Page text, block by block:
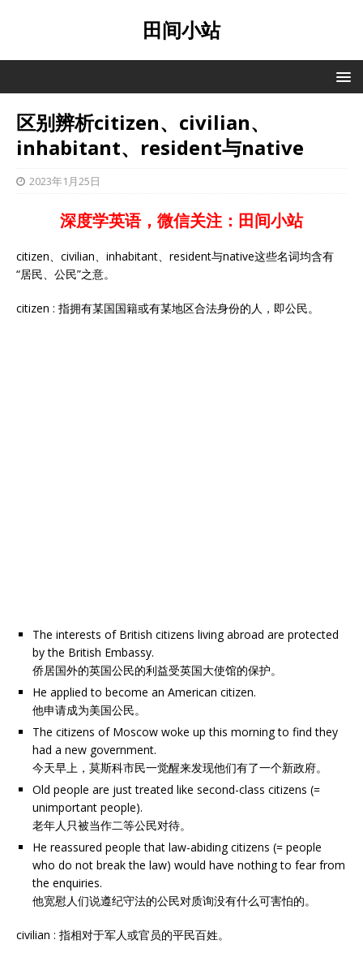
田间小站
区别辨析citizen、civilian、
inhabitant、resident与native
2023年1月25日
深度学英语，微信关注：田间小站
citizen、civilian、inhabitant、resident与native这些名词均含有
“居民、公民”之意。
citizen : 指拥有某国国籍或有某地区合法身份的人，即公民。
The interests of British citizens living abroad are protected
by the British Embassy.
侨居国外的英国公民的利益受英国大使馆的保护。
He applied to become an American citizen.
他申请成为美国公民。
The citizens of Moscow woke up this morning to find they
had a new government.
今天早上，莫斯科市民一觉醒来发现他们有了一个新政府。
Old people are just treated like second-class citizens (=
unimportant people).
老年人只被当作二等公民对待。
He reassured people that law-abiding citizens (= people
who do not break the law) would have nothing to fear from
the enquiries.
他宽慰人们说遵纪守法的公民对质询没有什么可害怕的。
civilian : 指相对于军人或官员的平民百姓。